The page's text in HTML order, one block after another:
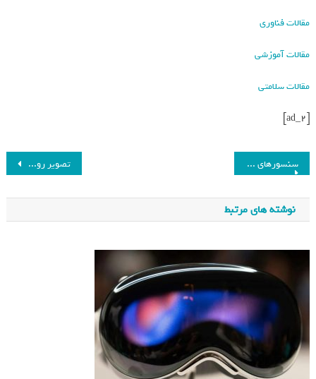
مقالات فناوری
مقالات آموزشی
مقالات سلامتی
[ad_2]
تصویر روز ناسا از کهکشان مارپیچی NGC ۷۷۲ و همدم آن+ عکس_فرنگی سنسورهای دوربین گوشی Find X8 Ultra به‌نمایش درآمدند_فرنگی
نوشته های مرتبط